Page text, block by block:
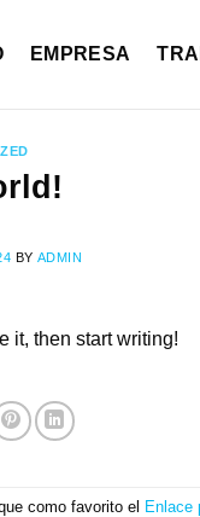
EMPRESA
BY ADMIN
it, then start writing!
como favorito el Enlace